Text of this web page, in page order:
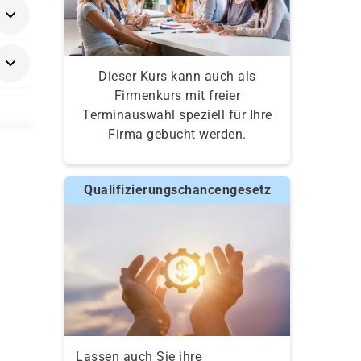
Dieser Kurs kann auch als
Firmenkurs mit freier
Terminauswahl speziell für Ihre
Firma gebucht werden.
Qualifizierungschancengesetz
Lassen auch Sie ihre